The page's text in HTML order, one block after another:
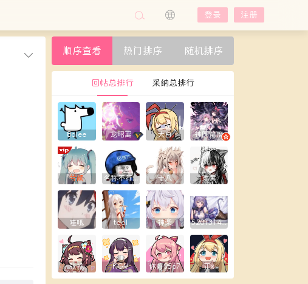
登录 注册
顺序查看 热门排序 随机排序
回帖总排行 采纳总排行
Bolee 龙昭离 大白 神圆焰魔
兮颜 名称不符合规则 十八 难言
哇哦 tool 神楽 5201314yxy
张挽 KGV 你好9567 正x